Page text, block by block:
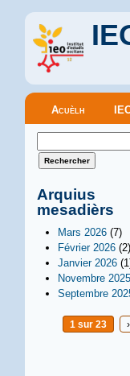
Menu principal
Acuèlh
Formulaire
Arquius
mesadièrs
Mars 2026 (7)
Février 2026 (2)
Janvier 2026
Novembre 2025
Septembre
1 sur 23 ›